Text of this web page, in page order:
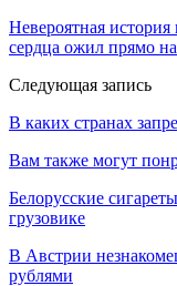
Невероятная
сердца ожил прямо
Следующая запись
В каких странах
Вам также могут
Белорусские
грузовике
В Австрии
рублями